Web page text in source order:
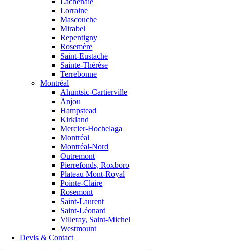
Lorraine
Mascouche
Mirabel
Repentigny
Rosemère
Saint-Eustache
Sainte-Thérèse
Terrebonne
Montréal
Ahuntsic-Cartierville
Anjou
Hampstead
Kirkland
Mercier-Hochelaga
Montréal
Montréal-Nord
Outremont
Pierrefonds, Roxboro
Plateau Mont-Royal
Pointe-Claire
Rosemont
Saint-Laurent
Saint-Léonard
Villeray, Saint-Michel
Westmount
Devis & Contact